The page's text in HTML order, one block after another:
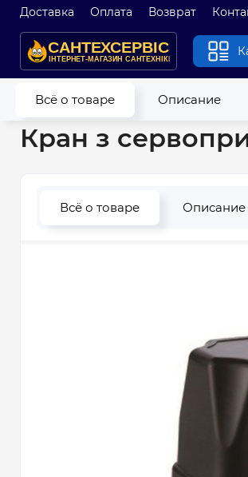
Доставка Оплата Возврат
Всё о товаре Описание
Главная Водопровод Защита от
Кран з
Всё о товаре Описание